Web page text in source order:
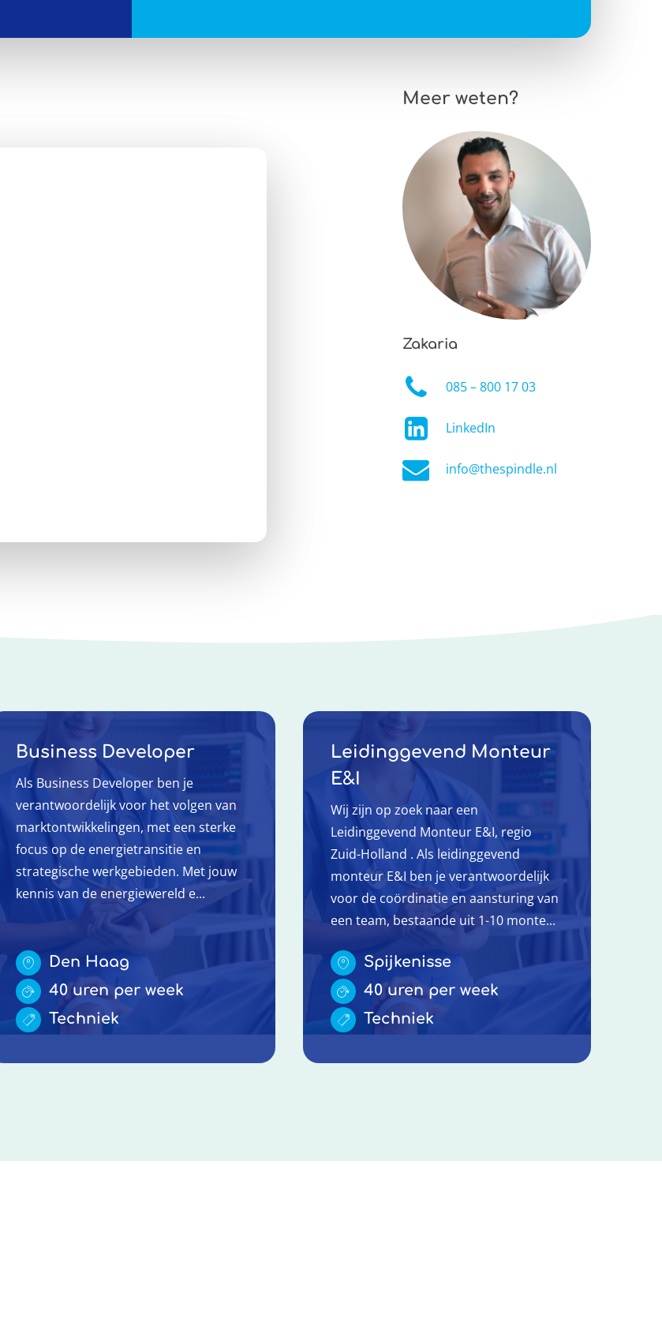
Meer weten?
Zakaria
085 – 800 17 03
LinkedIn
info@thespindle.nl
Business Developer
Als Business Developer ben je
verantwoordelijk voor het volgen van
marktontwikkelingen, met een sterke
focus op de energietransitie en
strategische werkgebieden. Met jouw
kennis van de energiewereld e...
Den Haag
40 uren per week
Techniek
Leidinggevend Monteur
E&I
Wij zijn op zoek naar een
Leidinggevend Monteur E&I, regio
Zuid-Holland . Als leidinggevend
monteur E&I ben je verantwoordelijk
voor de coördinatie en aansturing van
een team, bestaande uit 1-10 monte...
Spijkenisse
40 uren per week
Techniek